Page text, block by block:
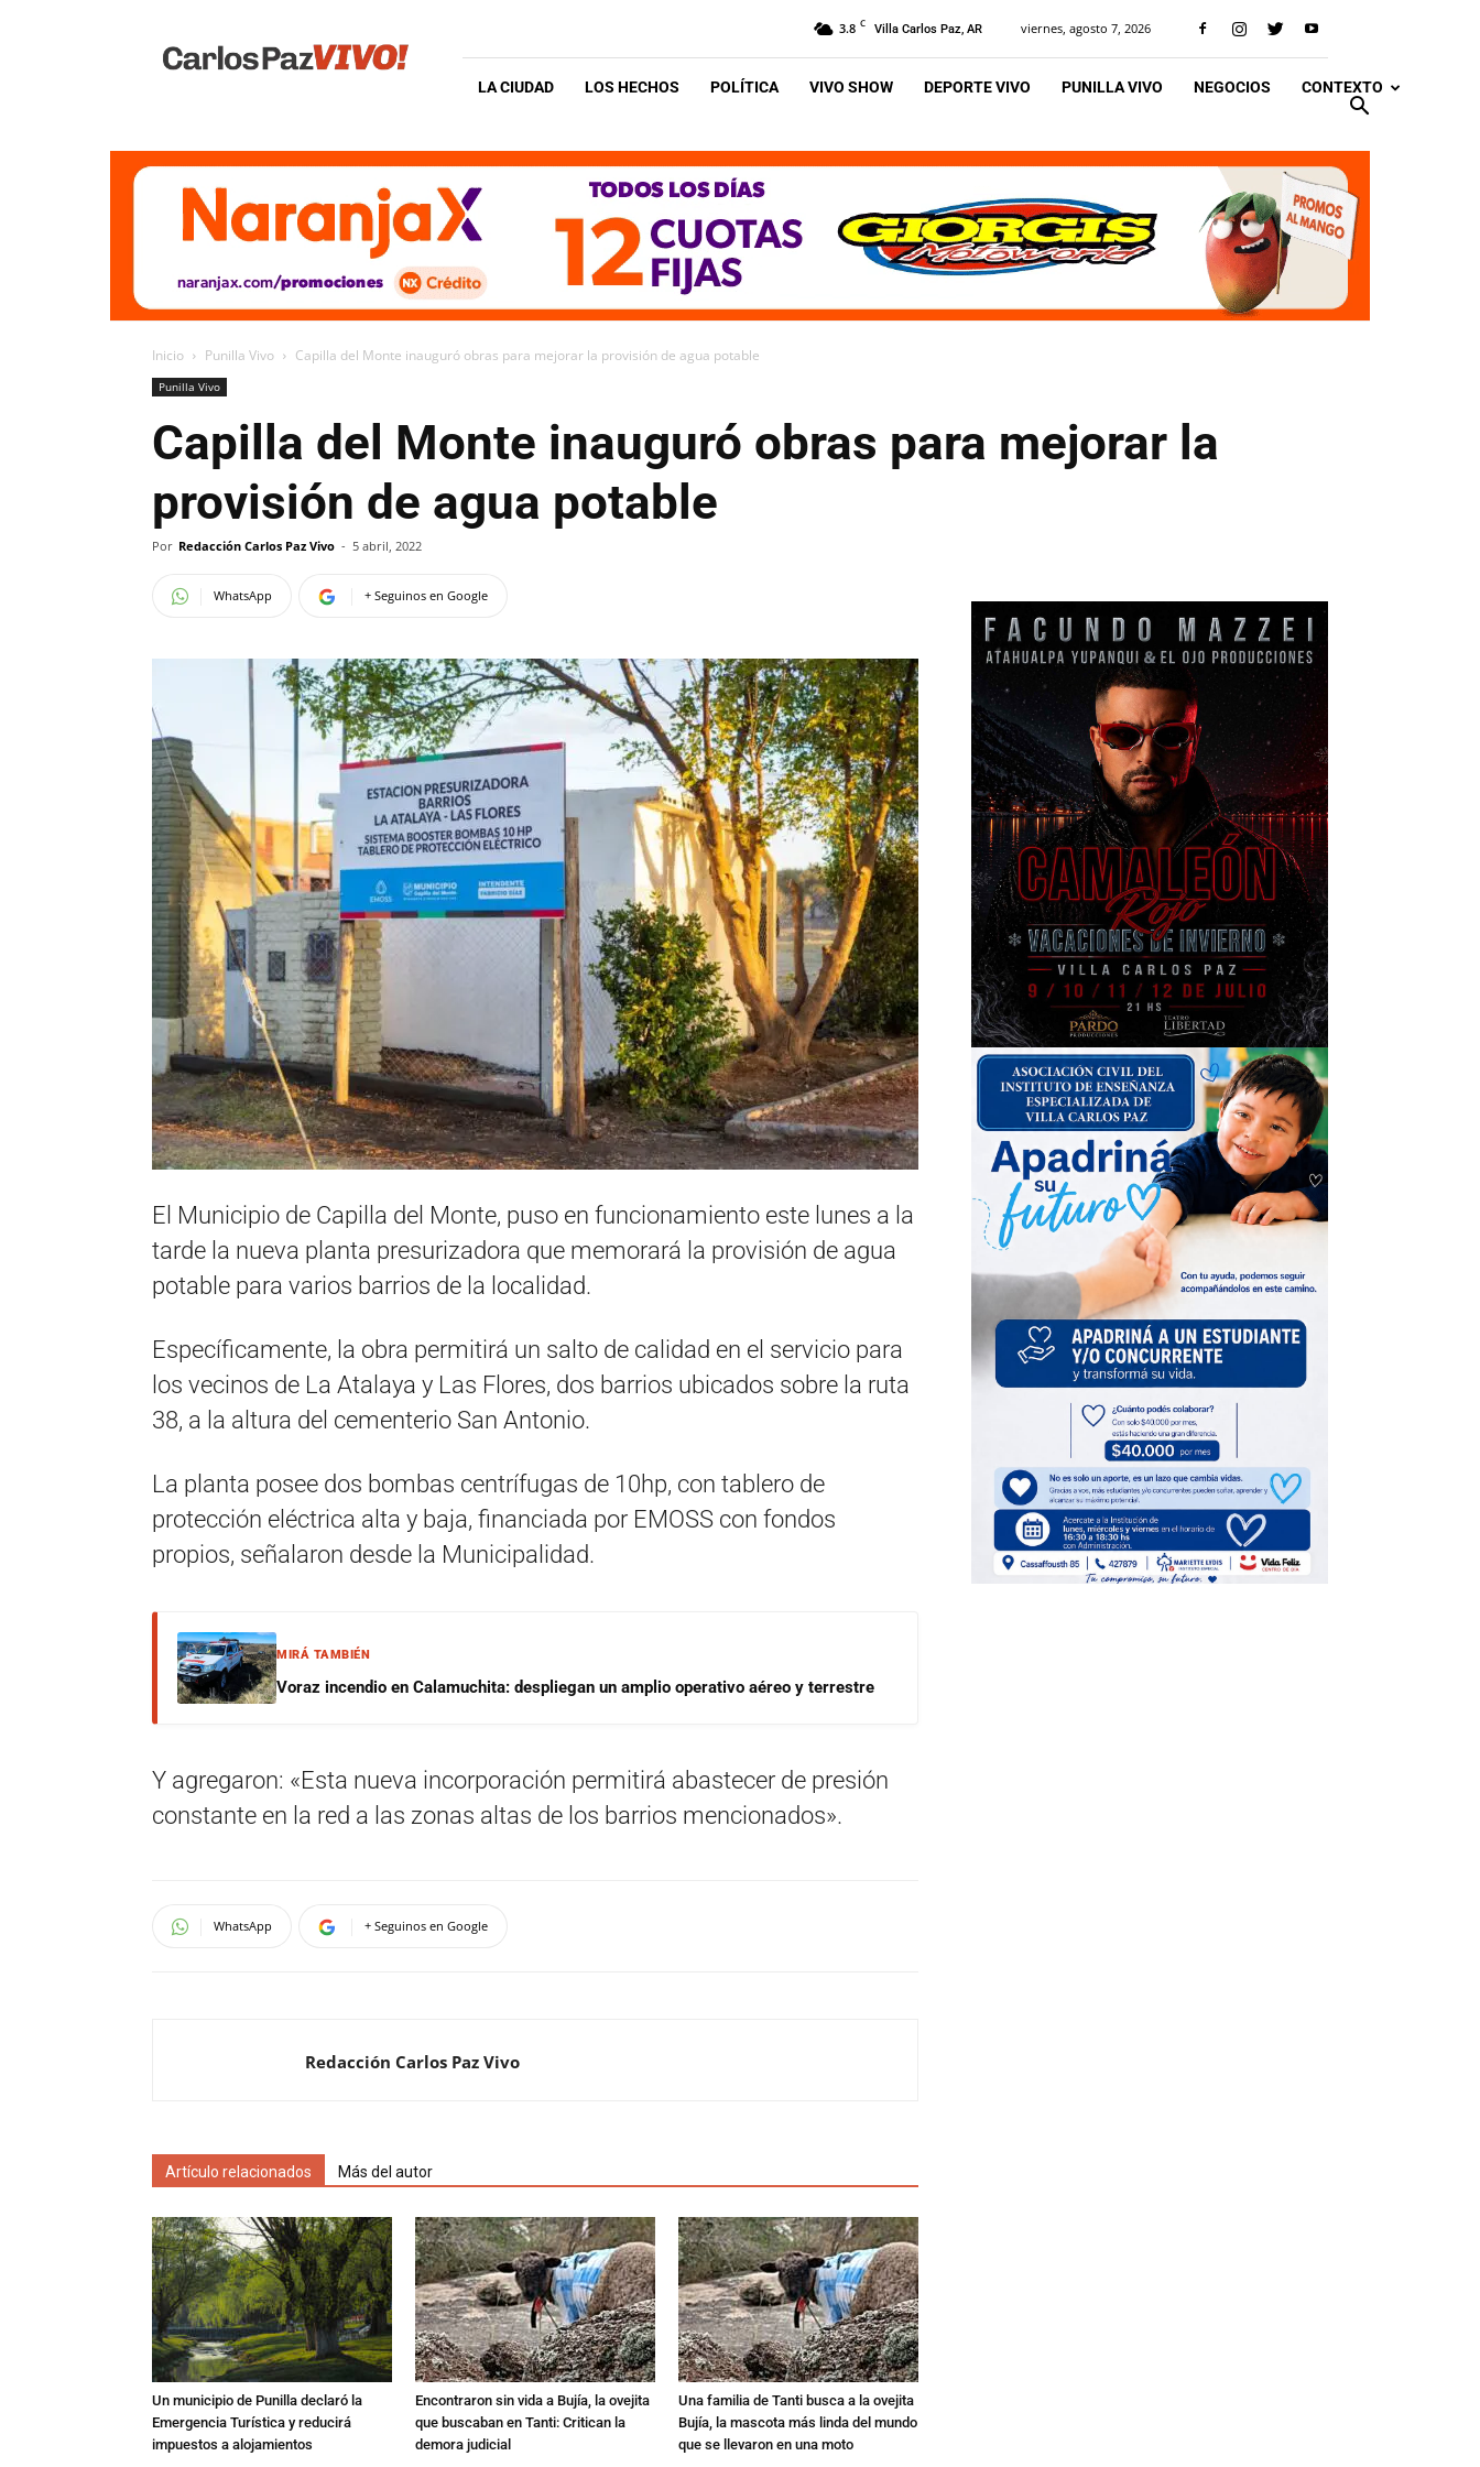
Vivo
3.8 C Villa Carlos Paz, AR viernes, agosto 7, 2026
LA CIUDAD LOS HECHOS POLÍTICA VIVO SHOW DEPORTE VIVO PUNILLA VIVO NEGOCIOS CONTEXTO
Inicio Punilla Vivo Capilla del Monte inauguró obras para mejorar la provisión de agua potable
Punilla Vivo
Capilla del Monte inauguró obras para mejorar la
provisión de agua potable
Por Redacción Carlos Paz Vivo - 5 abril, 2022
WhatsApp + Seguinos en Google
El Municipio de Capilla del Monte, puso en funcionamiento este lunes a la
tarde la nueva planta presurizadora que memorará la provisión de agua
potable para varios barrios de la localidad.
Específicamente, la obra permitirá un salto de calidad en el servicio para
los vecinos de La Atalaya y Las Flores, dos barrios ubicados sobre la ruta
38, a la altura del cementerio San Antonio.
La planta posee dos bombas centrífugas de 10hp, con tablero de
protección eléctrica alta y baja, financiada por EMOSS con fondos
propios, señalaron desde la Municipalidad.
MIRÁ TAMBIÉN
Voraz incendio en Calamuchita: despliegan un amplio operativo aéreo y terrestre
Y agregaron: «Esta nueva incorporación permitirá abastecer de presión
constante en la red a las zonas altas de los barrios mencionados».
WhatsApp + Seguinos en Google
Redacción Carlos Paz Vivo
Artículo relacionados Más del autor
Un municipio de Punilla declaró la
Emergencia Turística y reducirá
impuestos a alojamientos
Encontraron sin vida a Bujía, la ovejita
que buscaban en Tanti: Critican la
demora judicial
Una familia de Tanti busca a la ovejita
Bujía, la mascota más linda del mundo
que se llevaron en una moto